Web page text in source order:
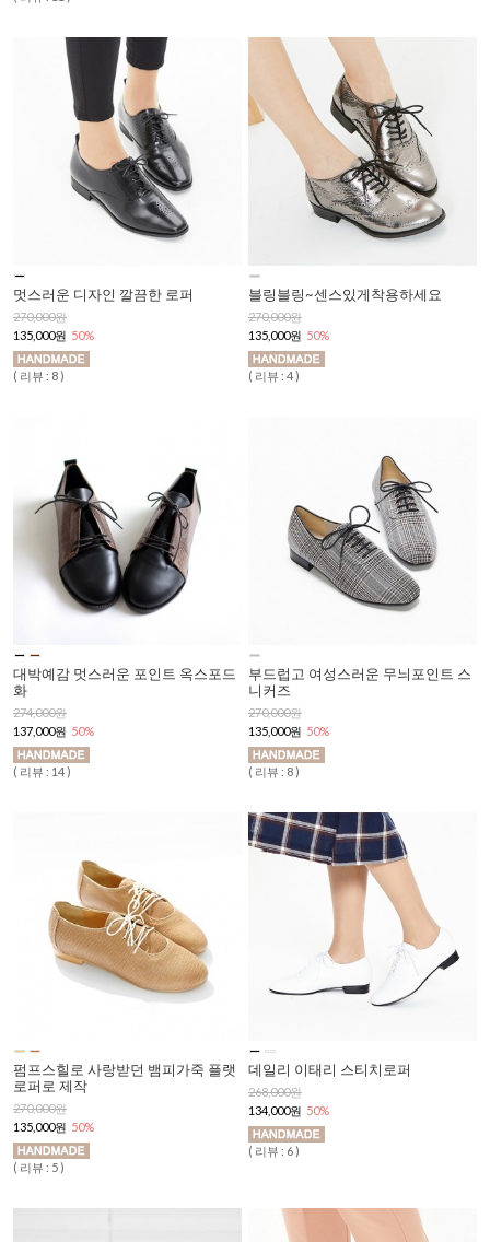
멋스러운 디자인 깔끔한 로퍼
270,000원
135,000원 50%
( 리뷰 : 8 )
블링블링~센스있게착용하세요
270,000원
135,000원 50%
( 리뷰 : 4 )
대박예감 멋스러운 포인트 옥스포드
화
274,000원
137,000원 50%
( 리뷰 : 14 )
부드럽고 여성스러운 무늬포인트 스
니커즈
270,000원
135,000원 50%
( 리뷰 : 8 )
펌프스힐로 사랑받던 뱀피가죽 플랫
로퍼로 제작
270,000원
135,000원 50%
( 리뷰 : 5 )
데일리 이태리 스티치로퍼
268,000원
134,000원 50%
( 리뷰 : 6 )